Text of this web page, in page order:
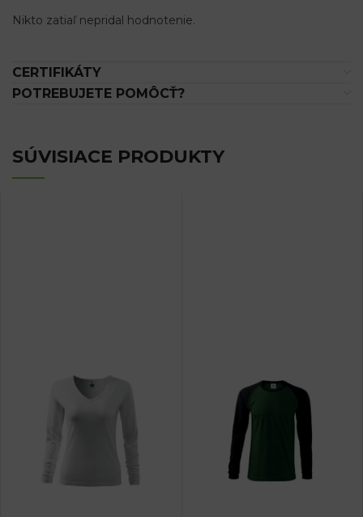
Nikto zatiaľ nepridal hodnotenie.
CERTIFIKÁTY
POTREBUJETE POMÔCŤ?
SÚVISIACE PRODUKTY